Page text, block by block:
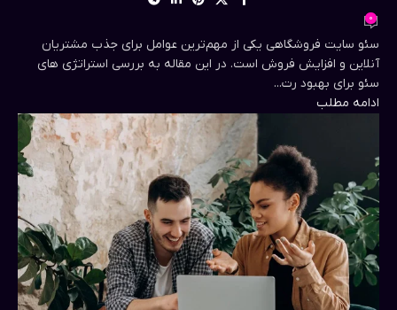
0
سئو سایت فروشگاهی یکی از مهم‌ترین عوامل برای جذب مشتریان
آنلاین و افزایش فروش است. در این مقاله به بررسی استراتژی های
سئو برای بهبود رت...
ادامه مطلب